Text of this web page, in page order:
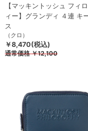
【マッキントッシュ フィ
ィー】グランディ ４連 キ
ス
（クロ）
￥8,470(税込)
通常価格￥12,100